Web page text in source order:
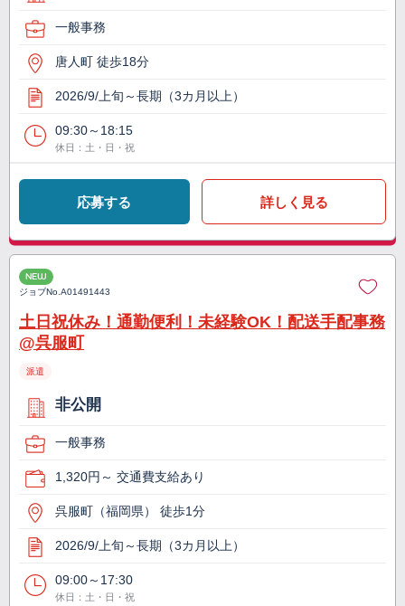
一般事務
唐人町 徒歩18分
2026/9/上旬～長期（3カ月以上）
09:30～18:15
休日：土・日・祝
応募する 詳しく見る
NEW
ジョブNo.A01491443
土日祝休み！通勤便利！未経験OK！配送手配事務
@呉服町
派遣
非公開
一般事務
1,320円～ 交通費支給あり
呉服町（福岡県） 徒歩1分
2026/9/上旬～長期（3カ月以上）
09:00～17:30
休日：土・日・祝